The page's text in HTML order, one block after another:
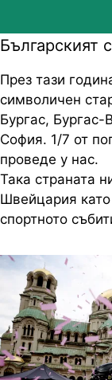
Българският
През тази
символичен
Бургас,
София. 1/7 от
проведе у нас.
Така страната
Швейцария
спортното